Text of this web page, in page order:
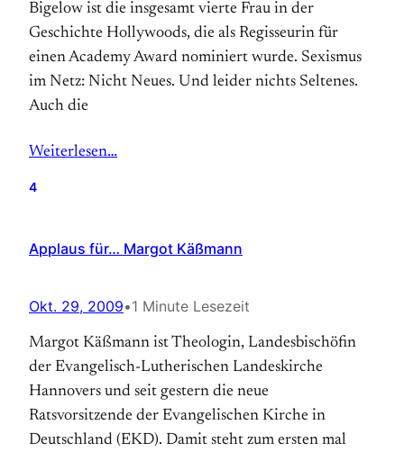
Bigelow ist die insgesamt vierte Frau in der
Geschichte Hollywoods, die als Regisseurin für
einen Academy Award nominiert wurde. Sexismus
im Netz: Nicht Neues. Und leider nichts Seltenes.
Auch die
Weiterlesen…
4
Applaus für… Margot Käßmann
Okt. 29, 2009•1 Minute Lesezeit
Margot Käßmann ist Theologin, Landesbischöfin
der Evangelisch-Lutherischen Landeskirche
Hannovers und seit gestern die neue
Ratsvorsitzende der Evangelischen Kirche in
Deutschland (EKD). Damit steht zum ersten mal